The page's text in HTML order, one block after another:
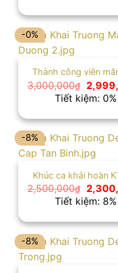
-0%
Thành công viên
3,000,000₫
Giá
gốc
là:
Tiết kiệm: 0%
-8%
Khúc ca khải hoàn
2,500,000₫
Giá
gốc
là:
Tiết kiệm: 8%
-8%